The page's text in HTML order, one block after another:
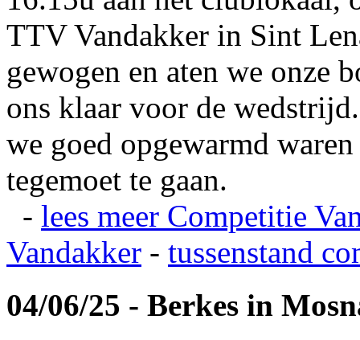
TTV Vandakker in Sint
gewogen en aten we onze
ons klaar voor de
we goed opgewarmd
tegemoet te gaan.
- lees meer Competitie
Vandakker - tussenstand
04/06/25 - Berkes in